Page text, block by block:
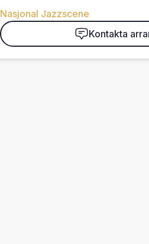
Nasjonal Jazzscene
Kontakta